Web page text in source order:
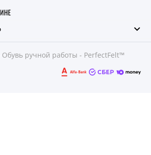

ручной работы - PerfectFelt™